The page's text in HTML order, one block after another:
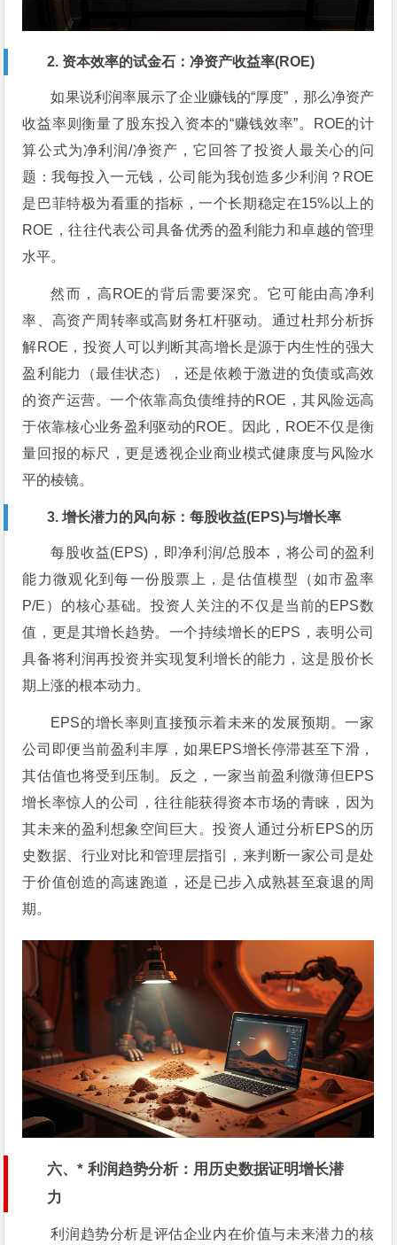
2. 资本效率的试金石：净资产收益率(ROE)
如果说利润率展示了企业赚钱的“厚度”，那么净资产
收益率则衡量了股东投入资本的“赚钱效率”。ROE的计
算公式为净利润/净资产，它回答了投资人最关心的问
题：我每投入一元钱，公司能为我创造多少利润？ROE
是巴菲特极为看重的指标，一个长期稳定在15%以上的
ROE，往往代表公司具备优秀的盈利能力和卓越的管理
水平。
然而，高ROE的背后需要深究。它可能由高净利
率、高资产周转率或高财务杠杆驱动。通过杜邦分析拆
解ROE，投资人可以判断其高增长是源于内生性的强大
盈利能力（最佳状态），还是依赖于激进的负债或高效
的资产运营。一个依靠高负债维持的ROE，其风险远高
于依靠核心业务盈利驱动的ROE。因此，ROE不仅是衡
量回报的标尺，更是透视企业商业模式健康度与风险水
平的棱镜。
3. 增长潜力的风向标：每股收益(EPS)与增长率
每股收益(EPS)，即净利润/总股本，将公司的盈利
能力微观化到每一份股票上，是估值模型（如市盈率
P/E）的核心基础。投资人关注的不仅是当前的EPS数
值，更是其增长趋势。一个持续增长的EPS，表明公司
具备将利润再投资并实现复利增长的能力，这是股价长
期上涨的根本动力。
EPS的增长率则直接预示着未来的发展预期。一家
公司即便当前盈利丰厚，如果EPS增长停滞甚至下滑，
其估值也将受到压制。反之，一家当前盈利微薄但EPS
增长率惊人的公司，往往能获得资本市场的青睐，因为
其未来的盈利想象空间巨大。投资人通过分析EPS的历
史数据、行业对比和管理层指引，来判断一家公司是处
于价值创造的高速跑道，还是已步入成熟甚至衰退的周
期。
六、* 利润趋势分析：用历史数据证明增长潜
力
利润趋势分析是评估企业内在价值与未来潜力的核